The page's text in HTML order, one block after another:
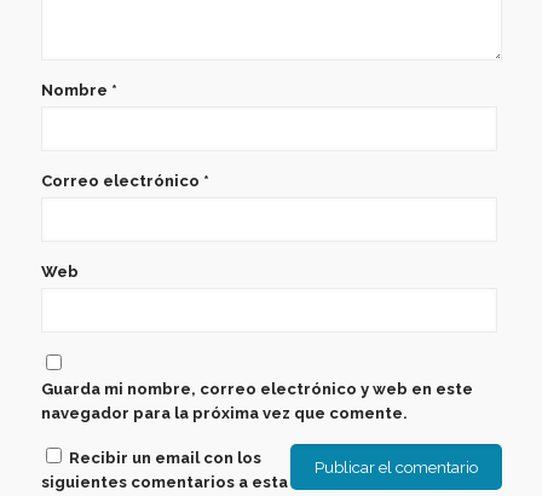
Nombre *
Correo electrónico *
Web
Guarda mi nombre, correo electrónico y web en este
navegador para la próxima vez que comente.
Recibir un email con los
siguientes comentarios a esta